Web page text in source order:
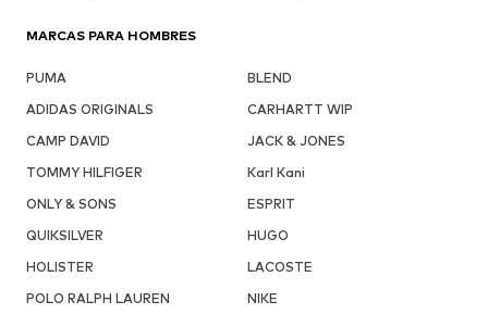
MARCAS PARA HOMBRES
PUMA
BLEND
ADIDAS ORIGINALS
CARHARTT WIP
CAMP DAVID
JACK & JONES
TOMMY HILFIGER
Karl Kani
ONLY & SONS
ESPRIT
QUIKSILVER
HUGO
HOLISTER
LACOSTE
POLO RALPH LAUREN
NIKE